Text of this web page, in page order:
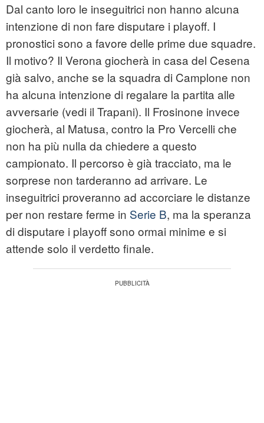
Dal canto loro le inseguitrici non hanno alcuna
intenzione di non fare disputare i playoff. I
pronostici sono a favore delle prime due squadre.
Il motivo? Il Verona giocherà in casa del Cesena
già salvo, anche se la squadra di Camplone non
ha alcuna intenzione di regalare la partita alle
avversarie (vedi il Trapani). Il Frosinone invece
giocherà, al Matusa, contro la Pro Vercelli che
non ha più nulla da chiedere a questo
campionato. Il percorso è già tracciato, ma le
sorprese non tarderanno ad arrivare. Le
inseguitrici proveranno ad accorciare le distanze
per non restare ferme in Serie B, ma la speranza
di disputare i playoff sono ormai minime e si
attende solo il verdetto finale.